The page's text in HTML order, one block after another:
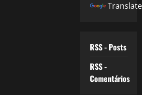
Translate
RSS - Posts
RSS -
Comentários